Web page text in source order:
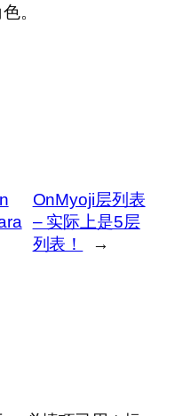
。
OnMyoji层列表
– 实际上是5层
列表！
→